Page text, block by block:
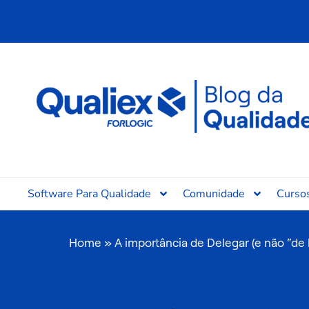
Software Para Qualidade Comunidade
Home »A importância de Delegar (e não “de